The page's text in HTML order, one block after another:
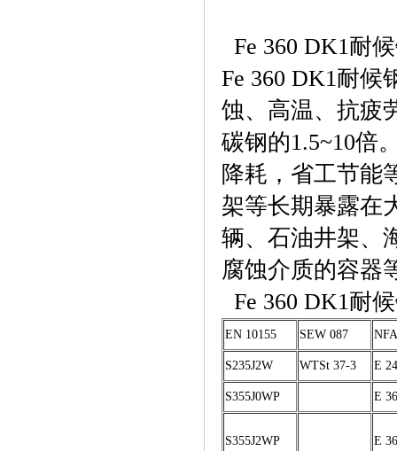
Fe 360 DK1耐
Fe 360 DK1耐候
蚀、高温、抗疲
碳钢的1.5~10倍
降耗，省工节能
架等长期暴露在
辆、石油井架、
腐蚀介质的容器
Fe 360 DK1耐
EN 10155 SEW 087
S235J2W WTSt 37-3 E
S355J0WP E
S355J2WP E